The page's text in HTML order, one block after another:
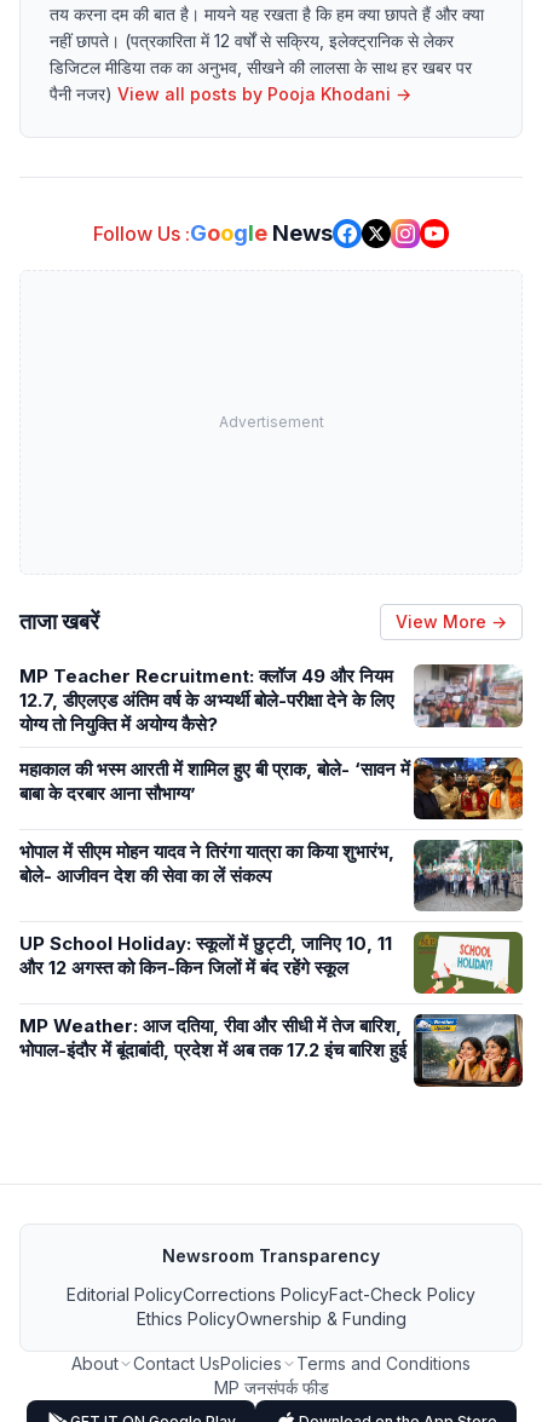
तय करना दम की बात है। मायने यह रखता है कि हम क्या छापते हैं और क्या
नहीं छापते। (पत्रकारिता में 12 वर्षों से सक्रिय, इलेक्ट्रानिक से लेकर
डिजिटल मीडिया तक का अनुभव, सीखने की लालसा के साथ हर खबर पर
पैनी नजर) View all posts by Pooja Khodani →
Follow Us :Google News
Advertisement
ताजा खबरें View More →
MP Teacher Recruitment: क्लॉज 49 और नियम
12.7, डीएलएड अंतिम वर्ष के अभ्यर्थी बोले-परीक्षा देने के लिए
योग्य तो नियुक्ति में अयोग्य कैसे?
महाकाल की भस्म आरती में शामिल हुए बी प्राक, बोले- ‘सावन में
बाबा के दरबार आना सौभाग्य’
भोपाल में सीएम मोहन यादव ने तिरंगा यात्रा का किया शुभारंभ,
बोले- आजीवन देश की सेवा का लें संकल्प
UP School Holiday: स्कूलों में छुट्टी, जानिए 10, 11
और 12 अगस्त को किन-किन जिलों में बंद रहेंगे स्कूल
MP Weather: आज दतिया, रीवा और सीधी में तेज बारिश,
भोपाल-इंदौर में बूंदाबांदी, प्रदेश में अब तक 17.2 इंच बारिश हुई
Newsroom Transparency
Editorial PolicyCorrections PolicyFact-Check Policy
Ethics PolicyOwnership & Funding
About Contact UsPolicies
Terms and Conditions
MP जनसंपर्क फीड